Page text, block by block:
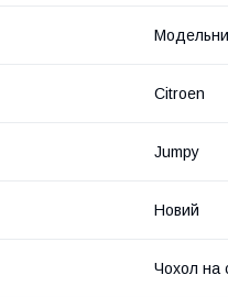
Citroen
Jumpy
Новий
Чохол на